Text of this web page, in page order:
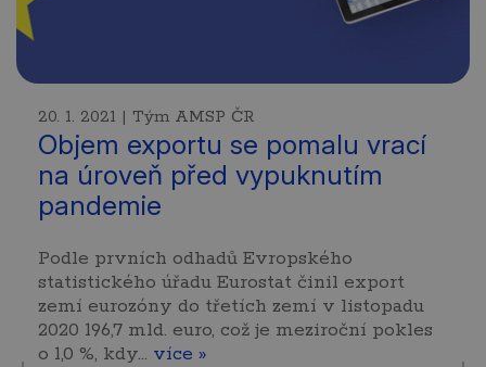
20. 1. 2021 | Tým AMSP ČR
Objem exportu se pomalu vrací
na úroveň před vypuknutím
pandemie
Podle prvních odhadů Evropského
statistického úřadu Eurostat činil export
zemí eurozóny do třetích zemí v listopadu
2020 196,7 mld. euro, což je meziroční pokles
o 1,0 %, kdy… více »